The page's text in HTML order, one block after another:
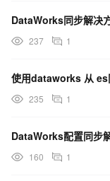
DataWorks同步解决
237 1
使用dataworks 从 es
235 1
DataWorks配置同步
160 1